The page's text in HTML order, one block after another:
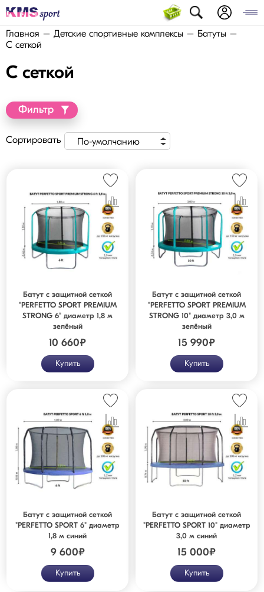
Главная Детские спортивные комплексы
Батуты
С сеткой
С сеткой
Фильтр
Сортировать По-умолчанию
Батут с защитной сеткой
"PERFETTO SPORT PREMIUM
STRONG 6" диаметр 1,8 м
зелёный
10 660₽
Купить
Батут с защитной сеткой
"PERFETTO SPORT PREMIUM
STRONG 10" диаметр 3,0 м
зелёный
15 990₽
Купить
Батут с защитной сеткой
"PERFETTO SPORT 6" диаметр
1,8 м синий
9 600₽
Купить
Батут с защитной сеткой
"PERFETTO SPORT 10" диаметр
3,0 м синий
15 000₽
Купить